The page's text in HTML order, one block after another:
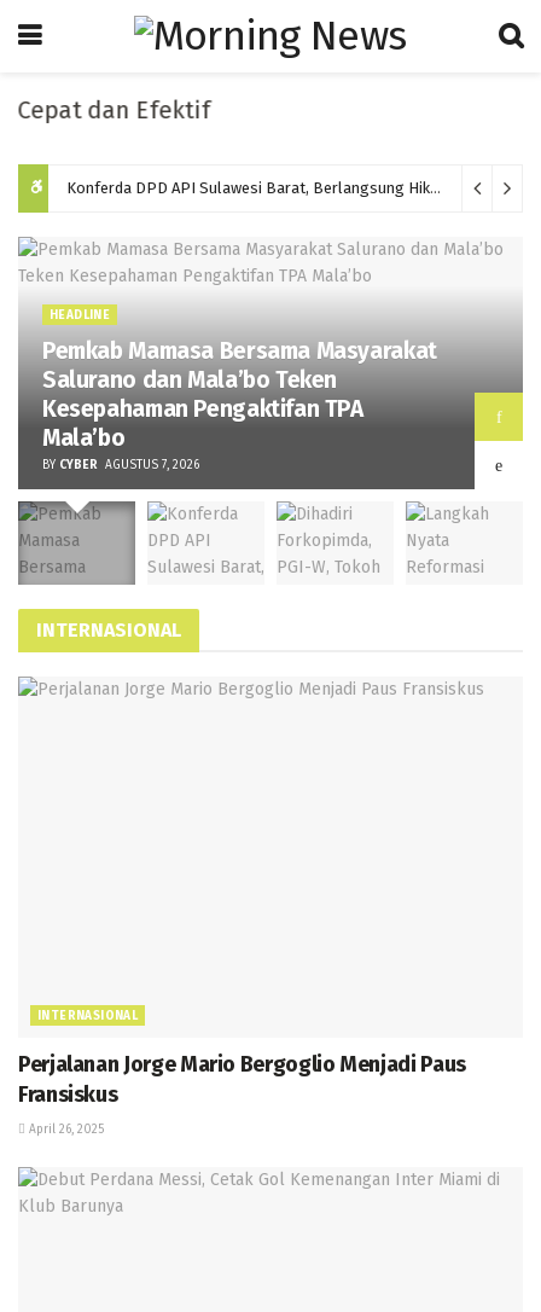
dan Efektif
Konferda DPD API Sulawesi Barat, Berlangsung Hikmat dan Memilih Ketua Baru Periode 2026-2031
HEADLINE
Pemkab Mamasa Bersama Masyarakat
Salurano dan Mala’bo Teken
Kesepahaman Pengaktifan TPA
Mala’bo
BY CYBER AGUSTUS 7, 2026
INTERNASIONAL
INTERNASIONAL
Perjalanan Jorge Mario Bergoglio Menjadi Paus
Fransiskus
April 26, 2025